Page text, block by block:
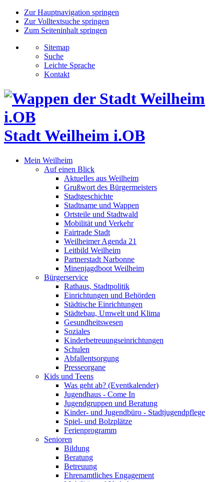
Zur Hauptnavigation springen
Zur Volltextsuche springen
Zum Seiteninhalt springen
Sitemap
Suche
Leichte Sprache
Kontakt
Stadt Weilheim i.OB
Mein Weilheim
Auf einen Blick
Aktuelles aus Weilheim
Grußwort des Bürgermeisters
Stadtgeschichte
Stadtname und Wappen
Ortsteile und Stadtwald
Mobilität und Verkehr
Fairtrade Stadt
Weilheimer Agenda 21
Leitbild Weilheim
Partnerstadt Narbonne
Minenjagdboot Weilheim
Bürgerservice
Rathaus, Stadtpolitik
Einrichtungen und Behörden
Städtische Einrichtungen
Städtebau, Umwelt und Klima
Gesundheitswesen
Soziales
Kinderbetreuungseinrichtungen
Schulen
Abfallentsorgung
Presseorgane
Kids und Teens
Was geht ab? (Eventkalender)
Jugendhaus - Come In
Jugendgruppen und Beratung
Kinder- und Jugendbüro - Stadtjugendpflege
Spiel- und Bolzplätze
Ferienprogramm
Senioren
Bildung
Beratung
Betreuung
Ehrenamtliches Engagement